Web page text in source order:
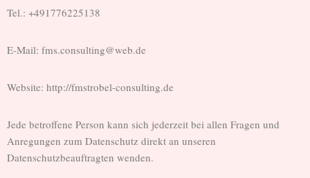
Tel.: +491776225138
E-Mail: fms.consulting@web.de
Website: http://fmstrobel-consulting.de
Jede betroffene Person kann sich jederzeit bei allen Fragen und
Anregungen zum Datenschutz direkt an unseren
Datenschutzbeauftragten wenden.